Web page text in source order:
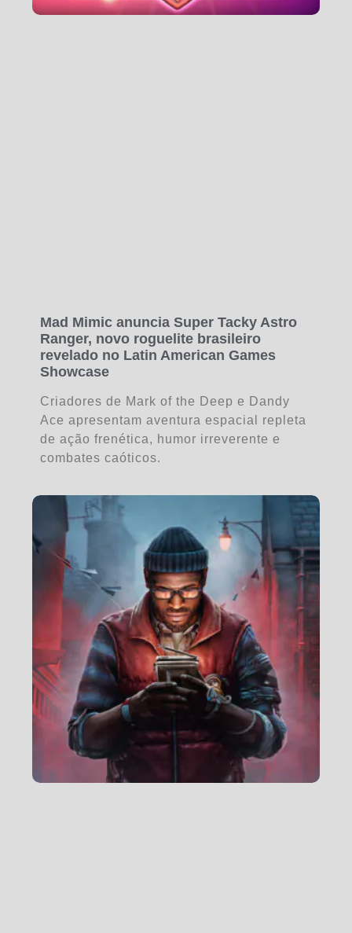
Mad Mimic anuncia Super Tacky Astro
Ranger, novo roguelite brasileiro
revelado no Latin American Games
Showcase
Criadores de Mark of the Deep e Dandy
Ace apresentam aventura espacial repleta
de ação frenética, humor irreverente e
combates caóticos.